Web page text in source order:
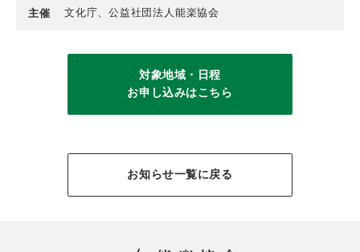
主催 文化庁、公益社団法人能楽協会
対象地域・日程
お申し込みはこちら
お知らせ一覧に戻る